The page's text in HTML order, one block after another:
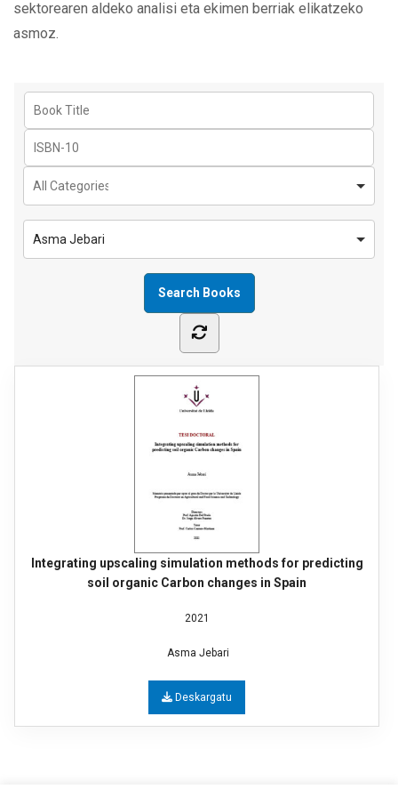
sektorearen aldeko analisi eta ekimen berriak elikatzeko
asmoz.
Asma Jebari
Integrating upscaling simulation methods for predicting
soil organic Carbon changes in Spain
2021
Asma Jebari
Deskargatu